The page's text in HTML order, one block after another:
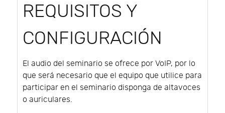
REQUISITOS Y
CONFIGURACIÓN
El audio del seminario se ofrece por VoIP, por lo
que será necesario que el equipo que utilice para
participar en el seminario disponga de altavoces
o auriculares.